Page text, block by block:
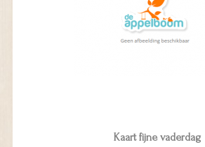
Kaart fijne vaderdag